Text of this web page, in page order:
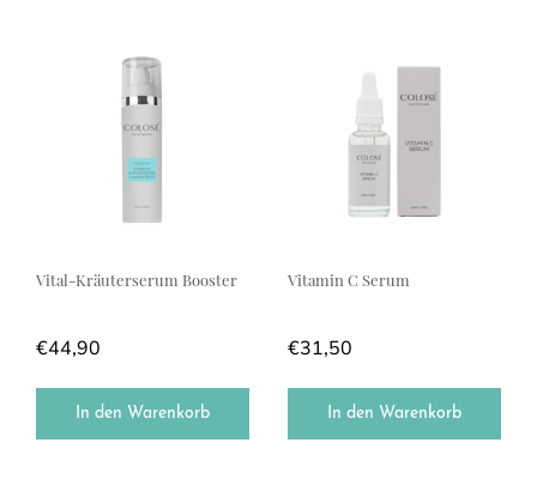
Vital-Kräuterserum Booster
€44,90
In den Warenkorb
Vitamin C Serum
€31,50
In den Warenkorb